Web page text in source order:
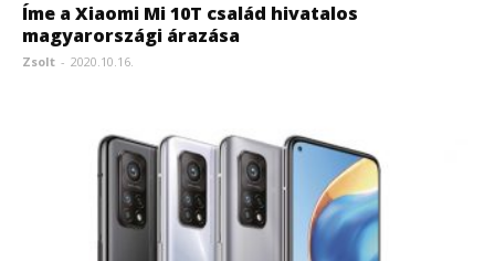
Íme a Xiaomi Mi 10T család hivatalos
magyarországi árazása
Zsolt - 2020.10.16.